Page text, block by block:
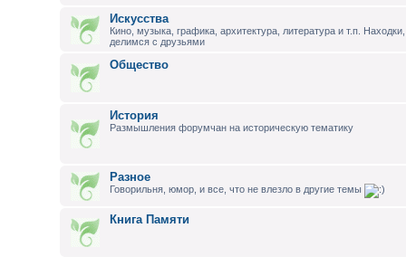
Искусства
Кино, музыка, графика, архитектура, литература и т.п.
делимся с друзьями
Общество
История
Размышления форумчан на историческую тематику
Разное
Говорильня, юмор, и все, что не влезло в другие темы
Книга Памяти